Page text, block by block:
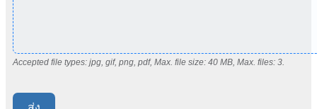
Accepted file types: jpg, gif, png, pdf, Max. file size: 40 MB, Max. files: 3.